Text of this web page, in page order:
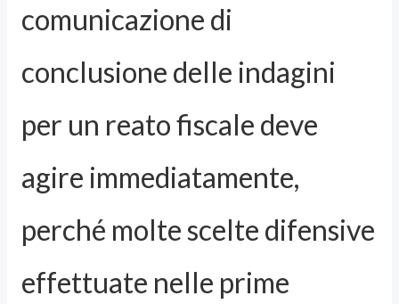
comunicazione di
conclusione delle indagini
per un reato fiscale deve
agire immediatamente,
perché molte scelte difensive
effettuate nelle prime